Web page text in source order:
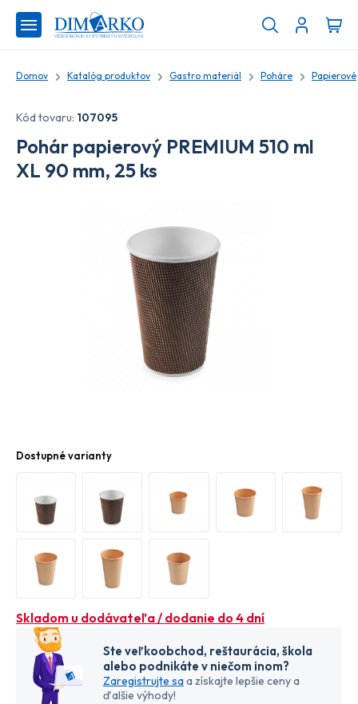
Domov Katalóg produktov Gastro materiál Poháre Papierové
Pohár papierový PREMIUM 510 ml
XL 90 mm, 25 ks
Kód tovaru: 107095
Dostupné varianty
Skladom u dodávateľa / dodanie do 4 dní
Ste veľkoobchod, reštaurácia, škola
alebo podnikáte v niečom inom?
Zaregistrujte saa získajte lepšie ceny a
ďalšie výhody!